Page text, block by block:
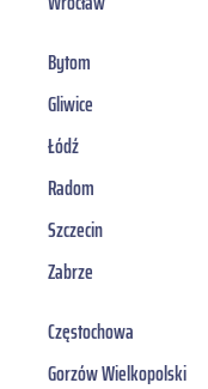
Bytom
Gliwice
Łódź
Radom
Szczecin
Zabrze
Częstochowa
Gorzów Wielkopolski